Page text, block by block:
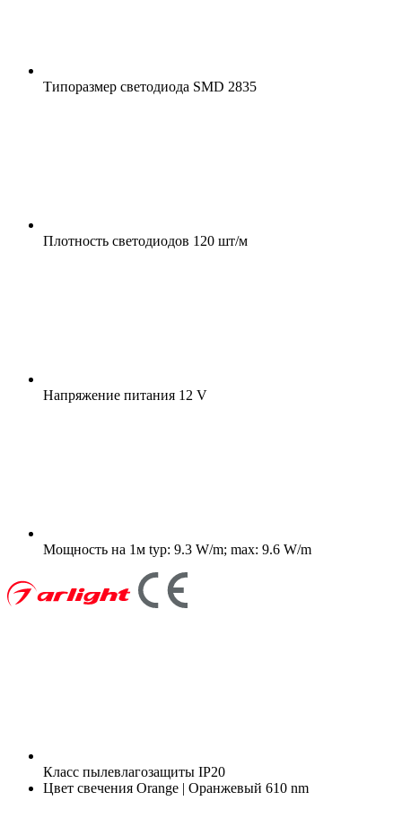
Типоразмер светодиода SMD 2835
Плотность светодиодов 120 шт/м
Напряжение питания 12 V
Мощность на 1м typ: 9.3 W/m; max: 9.6 W/m
Класс пылевлагозащиты IP20
Цвет свечения Orange | Оранжевый 610 nm